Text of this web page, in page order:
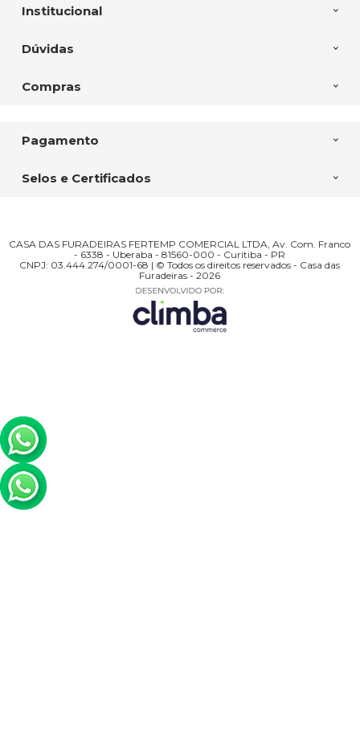
Institucional
Dúvidas
Compras
Pagamento
Selos e Certificados
CASA DAS FURADEIRAS FERTEMP COMERCIAL LTDA, Av. Com. Franco
- 6338 - Uberaba - 81560-000 - Curitiba - PR
CNPJ: 03.444.274/0001-68 | © Todos os direitos reservados - Casa das
Furadeiras - 2026